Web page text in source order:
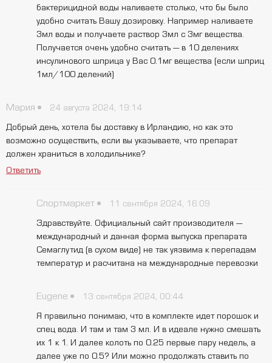
бактерицидной воды наливаете столько, что бы было
удобно считать Вашу дозировку. Например наливаете
3мл воды и получаете раствор 3мл с 3мг вещества.
Получается очень удобно считать — в 10 делениях
инсулинового шприца у Вас 0.1мг вещества (если шприц
1мл/100 делений)
Мария 24 августа 2024, 19:14
Добрый день, хотела бы доставку в Ирландию, но как это
возможно осуществить, если вы указываете, что препарат
должен храниться в холодильнике?
Ответить
Спортмаркет 11 сентября 2024, 16:09
Здравствуйте. Официальный сайт производителя —
международный и данная форма выпуска препарата
Семаглутид (в сухом виде) не так уязвима к перепадам
температур и расчитана на международные перевозки
Eugene 13 сентября 2024, 00:44
Я правильно понимаю, что в комплекте идет порошок и
спец вода. И там и там 3 мл. И в идеале нужно смешать
их 1 к 1. И далее колоть по 0.25 первые пару недель, а
далее уже по 0.5? Или можно продолжать ставить по